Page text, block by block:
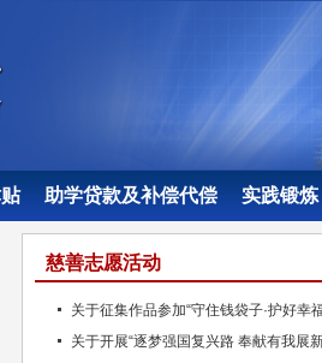
助学贷款及补偿代偿 实践锻炼
慈善志愿活动
关于征集作品参加“守住钱袋子·护好幸
关于开展“逐梦强国复兴路 奉献有我展